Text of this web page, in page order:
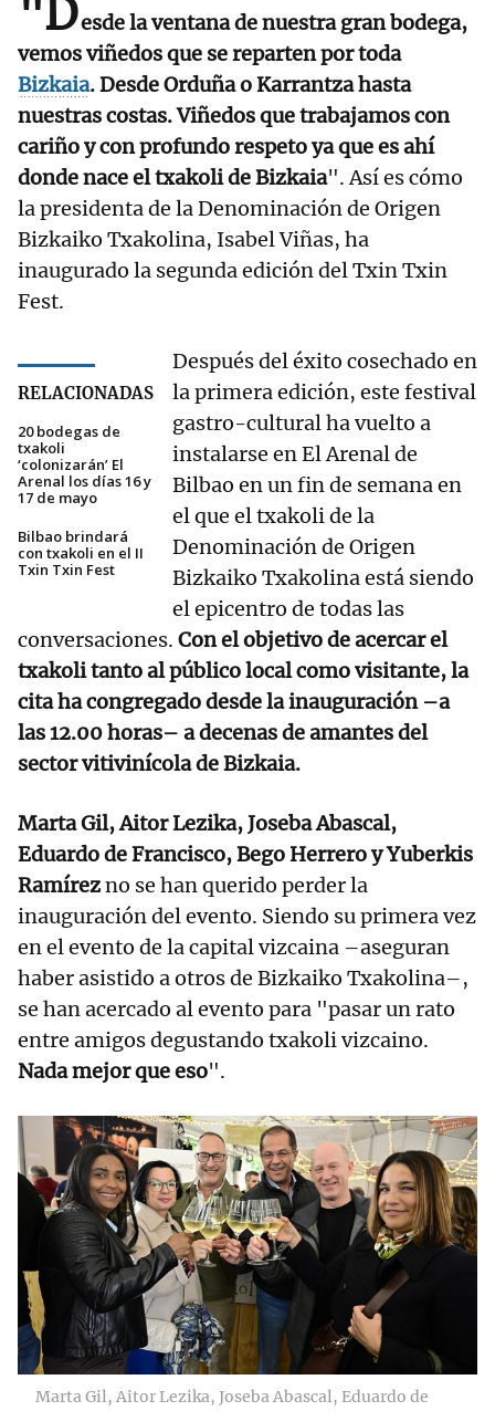
"Desde la ventana de nuestra gran bodega,
vemos viñedos que se reparten por toda
Bizkaia. Desde Orduña o Karrantza hasta
nuestras costas. Viñedos que trabajamos con
cariño y con profundo respeto ya que es ahí
donde nace el txakoli de Bizkaia". Así es cómo
la presidenta de la Denominación de Origen
Bizkaiko Txakolina, Isabel Viñas, ha
inaugurado la segunda edición del Txin Txin
Fest.
RELACIONADAS
20 bodegas de
txakoli
‘colonizarán’ El
Arenal los días 16 y
17 de mayo
Bilbao brindará
con txakoli en el II
Txin Txin Fest
Después del éxito cosechado en
la primera edición, este festival
gastro-cultural ha vuelto a
instalarse en El Arenal de
Bilbao en un fin de semana en
el que el txakoli de la
Denominación de Origen
Bizkaiko Txakolina está siendo
el epicentro de todas las
conversaciones. Con el objetivo de acercar el
txakoli tanto al público local como visitante, la
cita ha congregado desde la inauguración –a
las 12.00 horas– a decenas de amantes del
sector vitivinícola de Bizkaia.
Marta Gil, Aitor Lezika, Joseba Abascal,
Eduardo de Francisco, Bego Herrero y Yuberkis
Ramírezno se han querido perder la
inauguración del evento. Siendo su primera vez
en el evento de la capital vizcaina –aseguran
haber asistido a otros de Bizkaiko Txakolina–,
se han acercado al evento para "pasar un rato
entre amigos degustando txakoli vizcaino.
Nada mejor que eso".
Marta Gil, Aitor Lezika, Joseba Abascal, Eduardo de